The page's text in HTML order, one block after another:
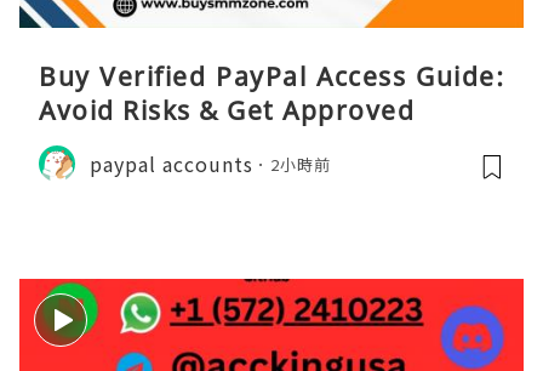
Buy Verified PayPal Access Guide:
Avoid Risks & Get Approved
paypal accounts 2小時前